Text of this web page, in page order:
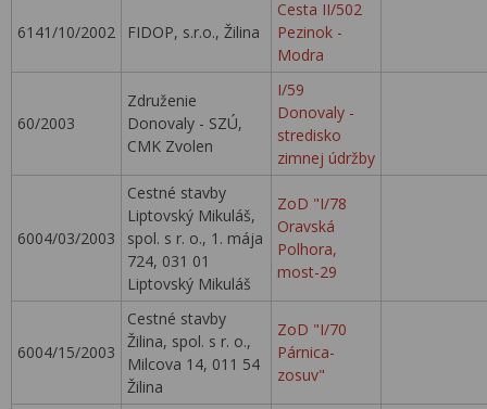
6141/10/2002 FIDOP, s.r.o., Žilina
Cesta II/502
Pezinok -
Modra
60/2003
Združenie
Donovaly - SZÚ,
CMK Zvolen
I/59
Donovaly -
stredisko
zimnej údržby
6004/03/2003
Cestné stavby
Liptovský Mikuláš,
spol. s r. o., 1. mája
724, 031 01
Liptovský Mikuláš
ZoD "I/78
Oravská
Polhora,
most-29
6004/15/2003
Cestné stavby
Žilina, spol. s r. o.,
Milcova 14, 011 54
Žilina
ZoD "I/70
Párnica-
zosuv"